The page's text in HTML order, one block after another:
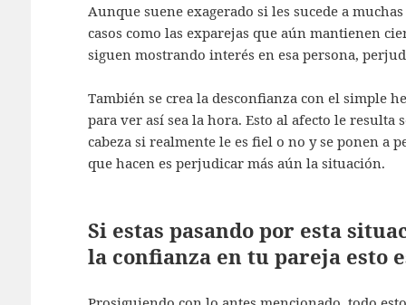
Aunque suene exagerado si les sucede a
casos como las exparejas que aún mantienen
siguen mostrando interés en esa persona,
También se crea la desconfianza con el simple
para ver así sea la hora. Esto al afecto le resulta
cabeza si realmente le es fiel o no y se ponen a
que hacen es perjudicar más aún la situación.
Si estas pasando por esta
la confianza en tu pareja esto